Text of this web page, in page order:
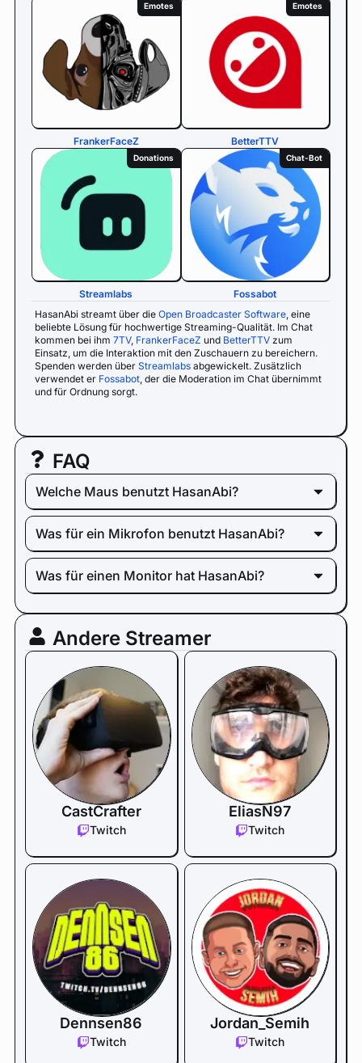
HasanAbi streamt über die Open Broadcaster Software , eine
beliebte Lösung für hochwertige Streaming-Qualität. Im Chat
kommen bei ihm 7TV, FrankerFaceZ und BetterTTV zum
Einsatz, um die Interaktion mit den Zuschauern zu bereichern.
Spenden werden über Streamlabs abgewickelt. Zusätzlich
verwendet er Fossabot , der die Moderation im Chat übernimmt
und für Ordnung sorgt.
Emotes
FrankerFaceZ
Emotes
BetterTTV
Donations
Streamlabs
Chat-Bot
Fossabot
FAQ
Welche Maus benutzt HasanAbi?
Was für ein Mikrofon benutzt HasanAbi?
Was für einen Monitor hat HasanAbi?
Andere Streamer
CastCrafter
Twitch
EliasN97
Twitch
Dennsen86
Twitch
Jordan_Semih
Twitch